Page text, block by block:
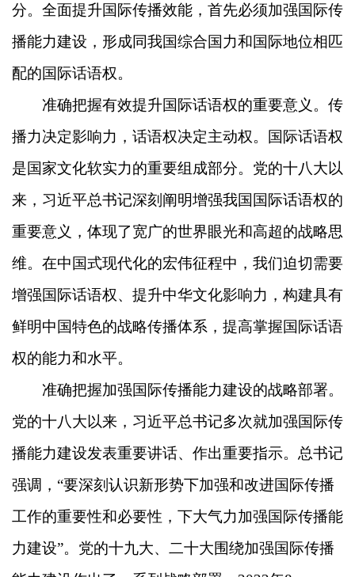
分。全面提升国际传播效能，首先必须加强国际传
播能力建设，形成同我国综合国力和国际地位相匹
配的国际话语权。
准确把握有效提升国际话语权的重要意义。传
播力决定影响力，话语权决定主动权。国际话语权
是国家文化软实力的重要组成部分。党的十八大以
来，习近平总书记深刻阐明增强我国国际话语权的
重要意义，体现了宽广的世界眼光和高超的战略思
维。在中国式现代化的宏伟征程中，我们迫切需要
增强国际话语权、提升中华文化影响力，构建具有
鲜明中国特色的战略传播体系，提高掌握国际话语
权的能力和水平。
准确把握加强国际传播能力建设的战略部署。
党的十八大以来，习近平总书记多次就加强国际传
播能力建设发表重要讲话、作出重要指示。总书记
强调，“要深刻认识新形势下加强和改进国际传播
工作的重要性和必要性，下大气力加强国际传播能
力建设”。党的十九大、二十大围绕加强国际传播